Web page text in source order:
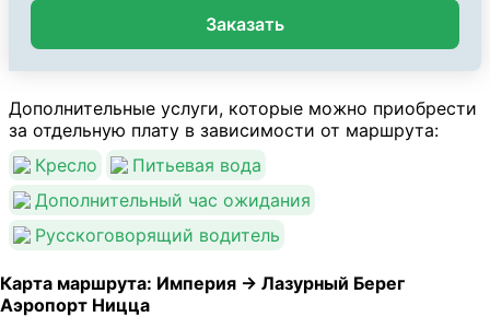
Заказать
Дополнительные услуги, которые можно приобрести
за отдельную плату в зависимости от маршрута:
Кресло
Питьевая вода
Дополнительный час ожидания
Русскоговорящий водитель
Карта маршрута: Империя → Лазурный Берег
Аэропорт Ницца